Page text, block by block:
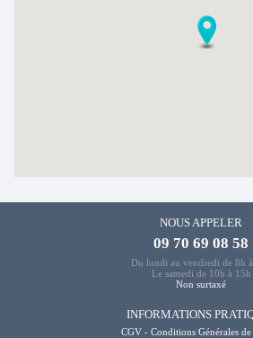
NOUS APPELER
09 70 69 08 58
Du lundi au vendredi de 8h
Le samedi de 10h à 15h
Non surtaxé
INFORMATIONS
CGV - Conditions Générales de